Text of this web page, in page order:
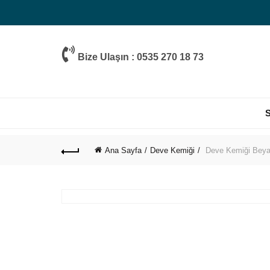
Bize Ulaşın : 0535 270 18 73
Ana Sayfa Deve Kemiği Deve Kemiği